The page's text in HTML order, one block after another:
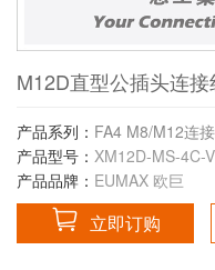
M12D直型公插头连
产品系列： FA4 M8/M12连
产品型号： XM12D-MS-4C-
产品品牌： EUMAX 欧巨
立即订购